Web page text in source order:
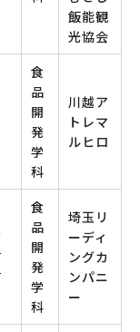
飯能観
光協会
食
品
開
発
学
科
川越ア
トレマ
ルヒロ
食
品
開
発
学
科
埼玉リ
ーディ
ングカ
ンパニ
ー